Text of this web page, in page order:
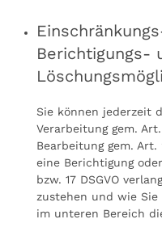
Berichtigungs-
Sie können jederzeit
Verarbeitung gem.
Bearbeitung gem. Art.
eine Berichtigung
bzw. 17 DSGVO
zustehen und wie
im unteren Bereich